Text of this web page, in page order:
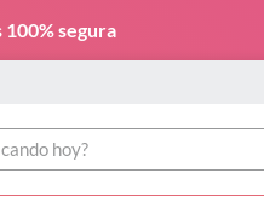
100% segura
hoy?